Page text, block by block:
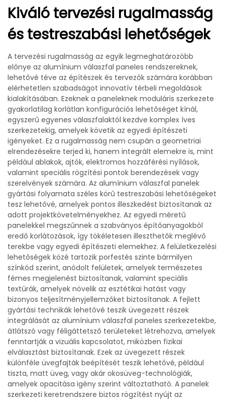
Kiváló tervezési rugalmasság
és testreszabási lehetőségek
A tervezési rugalmasság az egyik legmeghatározóbb
előnye az alumínium válaszfal paneles rendszereknek,
lehetővé téve az építészek és tervezők számára korábban
elérhetetlen szabadságot innovatív térbeli megoldások
kialakításában. Ezeknek a paneleknek moduláris szerkezete
gyakorlatilag korlátlan konfigurációs lehetőséget kínál,
egyszerű egyenes válaszfalaktól kezdve komplex íves
szerkezetekig, amelyek követik az egyedi építészeti
igényeket. Ez a rugalmasság nem csupán a geometriai
elrendezésekre terjed ki, hanem integrált elemekre is, mint
például ablakok, ajtók, elektromos hozzáférési nyílások,
valamint speciális rögzítési pontok berendezések vagy
szerelvények számára. Az alumínium válaszfal panelek
gyártási folyamata széles körű testreszabási lehetőségeket
tesz lehetővé, amelyek pontos illeszkedést biztosítanak az
adott projektkövetelményekhez. Az egyedi méretű
panelekkel megszűnnek a szabványos építőanyagokból
eredő korlátozások, így tökéletesen illeszthetők meglévő
terekbe vagy egyedi építészeti elemekhez. A felületkezelési
lehetőségek közé tartozik porfestés szinte bármilyen
színkód szerint, anódolt felületek, amelyek természetes
fémes megjelenést biztosítanak, valamint speciális
textúrák, amelyek növelik az esztétikai hatást vagy
bizonyos teljesítményjellemzőket biztosítanak. A fejlett
gyártási technikák lehetővé teszik üvegezett részek
integrálását az alumínium válaszfal paneles szerkezetekbe,
átlátszó vagy féligáttetsző területeket létrehozva, amelyek
fenntartják a vizuális kapcsolatot, miközben fizikai
elválasztást biztosítanak. Ezek az üvegezett részek
különféle üvegfajták beépítését teszik lehetővé, például
tiszta, matt üveg, vagy akár okosüveg-technológiák,
amelyek opacitása igény szerint változtatható. A panelek
szerkezeti keretrendszere biztos rögzítést nyújt az